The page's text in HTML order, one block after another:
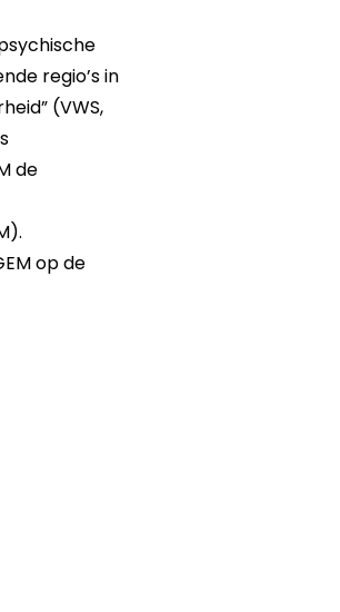
regio’s in
(VWS,
de
op de